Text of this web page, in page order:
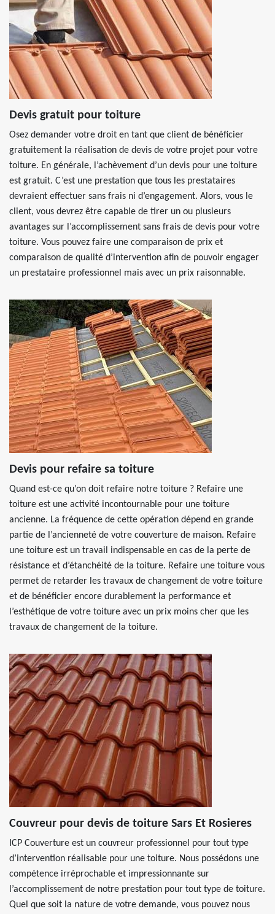
Devis gratuit pour toiture
Osez demander votre droit en tant que client de bénéficier
gratuitement la réalisation de devis de votre projet pour votre
toiture. En générale, l’achèvement d’un devis pour une toiture
est gratuit. C’est une prestation que tous les prestataires
devraient effectuer sans frais ni d’engagement. Alors, vous le
client, vous devrez être capable de tirer un ou plusieurs
avantages sur l’accomplissement sans frais de devis pour votre
toiture. Vous pouvez faire une comparaison de prix et
comparaison de qualité d’intervention afin de pouvoir engager
un prestataire professionnel mais avec un prix raisonnable.
Devis pour refaire sa toiture
Quand est-ce qu’on doit refaire notre toiture ? Refaire une
toiture est une activité incontournable pour une toiture
ancienne. La fréquence de cette opération dépend en grande
partie de l’ancienneté de votre couverture de maison. Refaire
une toiture est un travail indispensable en cas de la perte de
résistance et d’étanchéité de la toiture. Refaire une toiture vous
permet de retarder les travaux de changement de votre toiture
et de bénéficier encore durablement la performance et
l’esthétique de votre toiture avec un prix moins cher que les
travaux de changement de la toiture.
Couvreur pour devis de toiture Sars Et Rosieres
ICP Couverture est un couvreur professionnel pour tout type
d’intervention réalisable pour une toiture. Nous possédons une
compétence irréprochable et impressionnante sur
l’accomplissement de notre prestation pour tout type de toiture.
Quel que soit la nature de votre demande, vous pouvez nous